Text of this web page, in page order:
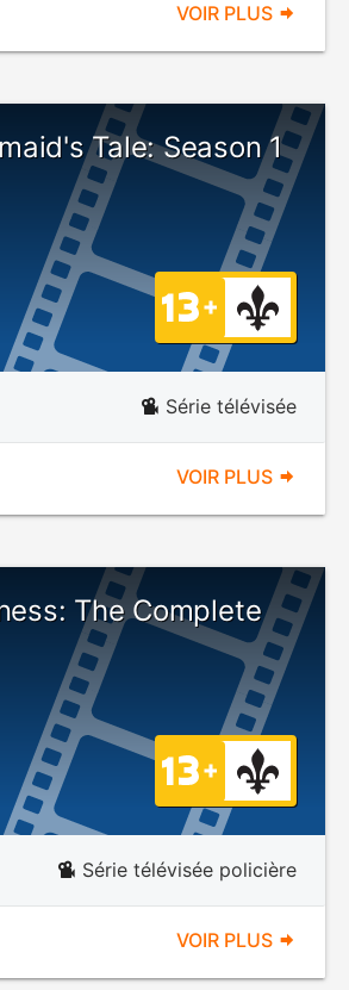
VOIR PLUS
Tale: Season 1
Série télévisée
VOIR PLUS
The Complete
Série télévisée policière
VOIR PLUS